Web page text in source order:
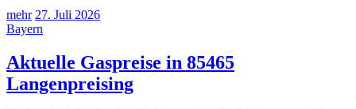
mehr 27. Juli 2026
Bayern
Aktuelle Gaspreise in 85465
Langenpreising